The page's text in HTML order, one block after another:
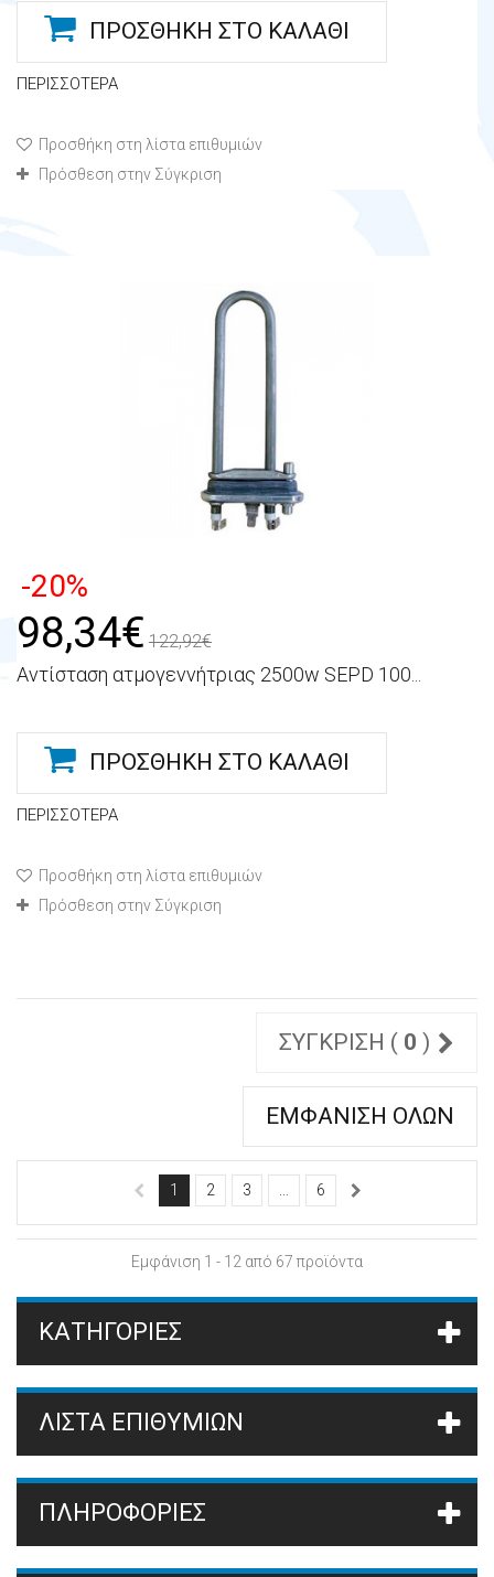
ΠΡΟΣΘΉΚΗ ΣΤΟ ΚΑΛΆΘΙ
ΠΕΡΙΣΣΌΤΕΡΑ
Προσθήκη στη λίστα επιθυμιών
Πρόσθεση στην Σύγκριση
-20%
98,34€ 122,92€
Αντίσταση ατμογεννήτριας 2500w SEPD 100...
ΠΡΟΣΘΉΚΗ ΣΤΟ ΚΑΛΆΘΙ
ΠΕΡΙΣΣΌΤΕΡΑ
Προσθήκη στη λίστα επιθυμιών
Πρόσθεση στην Σύγκριση
ΣΎΓΚΡΙΣΗ ( 0 )
ΕΜΦΆΝΙΣΗ ΌΛΩΝ
1 2 3 ... 6
Εμφάνιση 1 - 12 από 67 προϊόντα
ΚΑΤΗΓΟΡΊΕΣ
ΛΊΣΤΑ ΕΠΙΘΥΜΙΏΝ
ΠΛΗΡΟΦΟΡΙΕΣ